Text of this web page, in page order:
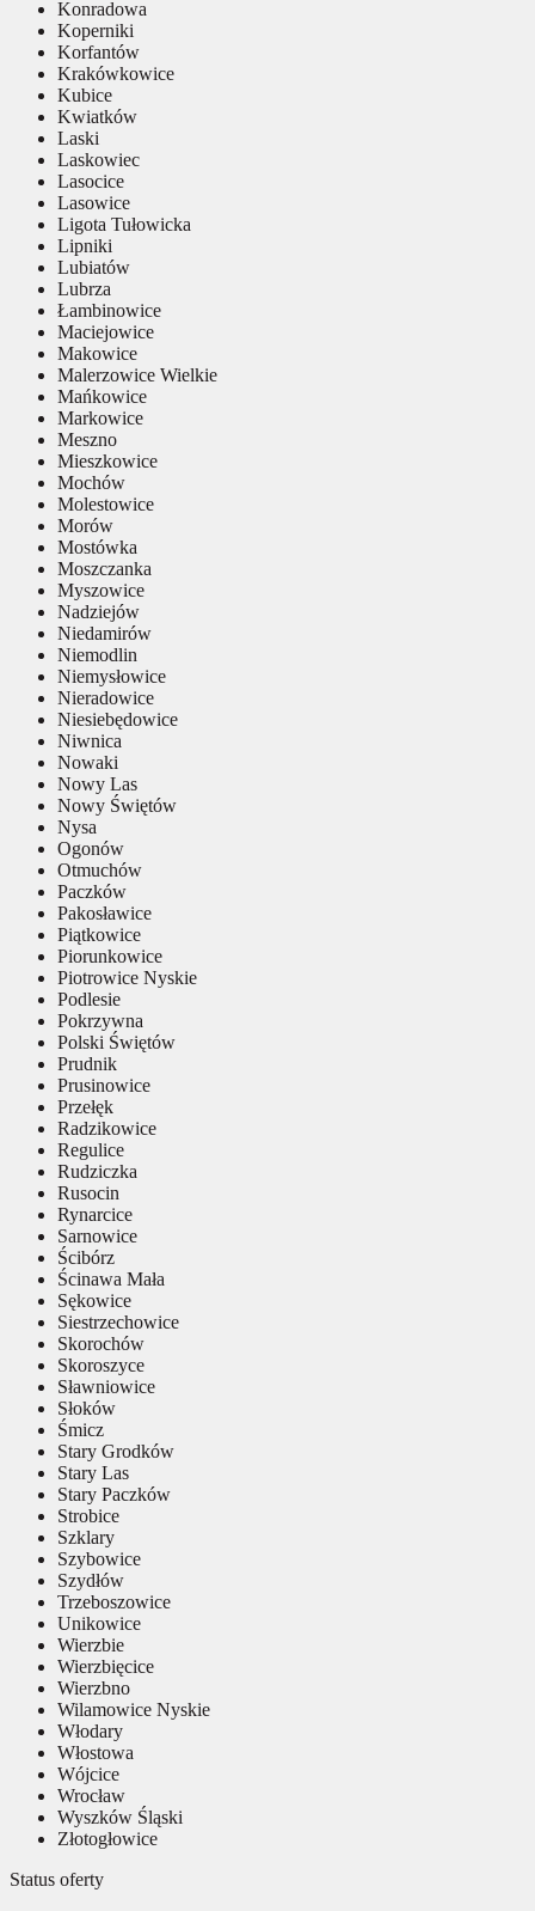
Konradowa
Koperniki
Korfantów
Krakówkowice
Kubice
Kwiatków
Laski
Laskowiec
Lasocice
Lasowice
Ligota Tułowicka
Lipniki
Lubiatów
Lubrza
Łambinowice
Maciejowice
Makowice
Malerzowice Wielkie
Mańkowice
Markowice
Meszno
Mieszkowice
Mochów
Molestowice
Morów
Mostówka
Moszczanka
Myszowice
Nadziejów
Niedamirów
Niemodlin
Niemysłowice
Nieradowice
Niesiebędowice
Niwnica
Nowaki
Nowy Las
Nowy Świętów
Nysa
Ogonów
Otmuchów
Paczków
Pakosławice
Piątkowice
Piorunkowice
Piotrowice Nyskie
Podlesie
Pokrzywna
Polski Świętów
Prudnik
Prusinowice
Przełęk
Radzikowice
Regulice
Rudziczka
Rusocin
Rynarcice
Sarnowice
Ścibórz
Ścinawa Mała
Sękowice
Siestrzechowice
Skorochów
Skoroszyce
Sławniowice
Słoków
Śmicz
Stary Grodków
Stary Las
Stary Paczków
Strobice
Szklary
Szybowice
Szydłów
Trzeboszowice
Unikowice
Wierzbie
Wierzbięcice
Wierzbno
Wilamowice Nyskie
Włodary
Włostowa
Wójcice
Wrocław
Wyszków Śląski
Złotogłowice
Status oferty